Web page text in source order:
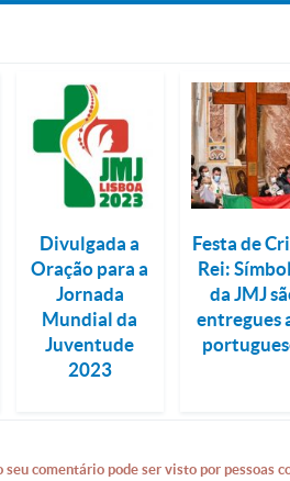
Divulgada a
Oração para a
Jornada
Mundial da
Juventude
2023
Festa de
Rei:
da JMJ
entregues
comentário pode ser visto por pessoas